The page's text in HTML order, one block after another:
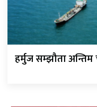
हर्मुज सम्झौता